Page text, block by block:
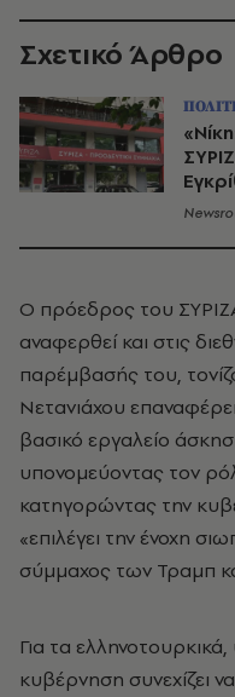
Σχετικό Άρθρο
Ο πρόεδρος του
αναφερθεί και στις
παρέμβασής του,
Νετανιάχου
βασικό εργαλείο
υπονομεύοντας τον
κατηγορώντας την
«επιλέγει την ένοχη
σύμμαχος των Τραμπ
Για τα
κυβέρνηση συνεχίζει